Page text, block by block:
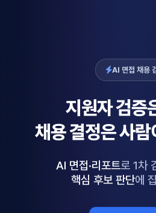
AI 면접 채용
지원자 검증
채용 결정은사람
AI 면접·리포트로 1차
핵심 후보 판단에